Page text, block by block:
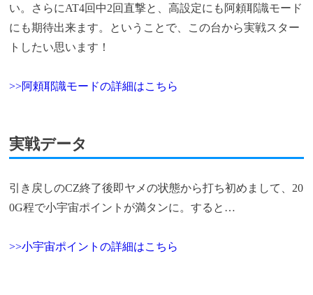
い。さらにAT4回中2回直撃と、高設定にも阿頼耶識モード
にも期待出来ます。ということで、この台から実戦スター
トしたい思います！
>>阿頼耶識モードの詳細はこちら
実戦データ
引き戻しのCZ終了後即ヤメの状態から打ち初めまして、20
0G程で小宇宙ポイントが満タンに。すると…
>>小宇宙ポイントの詳細はこちら